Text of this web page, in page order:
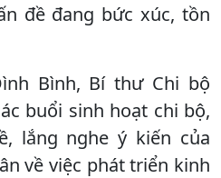
đề đang bức xúc, tồn
Bình, Bí thư Chi bộ
buổi sinh hoạt chi bộ,
lắng nghe ý kiến của
về việc phát triển kinh